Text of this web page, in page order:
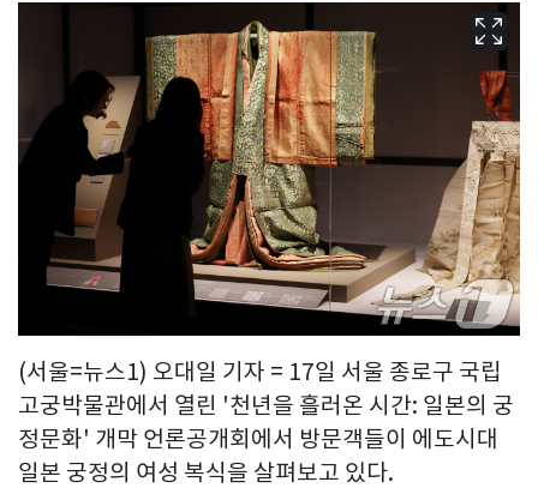
(서울=뉴스1) 오대일 기자 = 17일 서울 종로구 국립
고궁박물관에서 열린 '천년을 흘러온 시간: 일본의 궁
정문화' 개막 언론공개회에서 방문객들이 에도시대
일본 궁정의 여성 복식을 살펴보고 있다.